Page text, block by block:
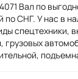
Вал по
по СНГ. У нас в
спецтехники,
грузовых